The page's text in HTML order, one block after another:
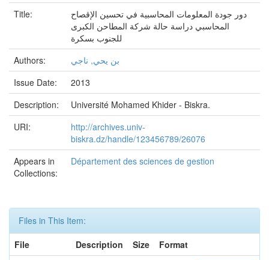
Title:
دور جودة المعلومات المحاسبية في تحسين الإقصاح
المحاسبي دراسة حالة شركة المطاحن الكبرى
للجنوب بسكرة
Authors:
بن يحي, ناجي
Issue Date:
2013
Description:
Université Mohamed Khider - Biskra.
URI:
http://archives.univ-
biskra.dz/handle/123456789/26076
Appears in
Collections:
Département des sciences de gestion
Files in This Item:
File
Description Size
Format